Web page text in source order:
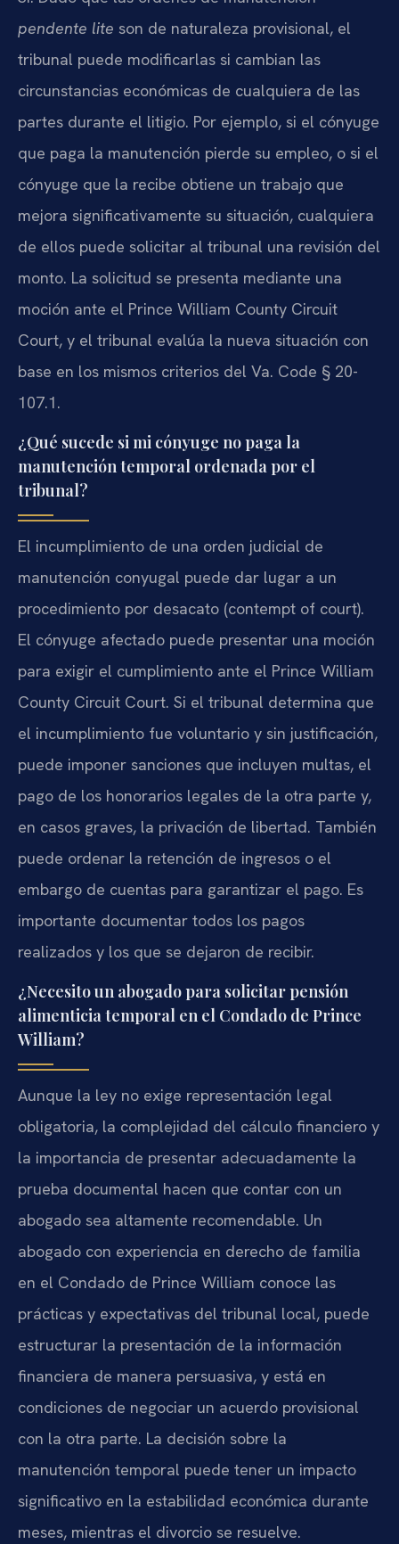
pendente lite son de naturaleza provisional, el
tribunal puede modificarlas si cambian las
circunstancias económicas de cualquiera de las
partes durante el litigio. Por ejemplo, si el cónyuge
que paga la manutención pierde su empleo, o si el
cónyuge que la recibe obtiene un trabajo que
mejora significativamente su situación, cualquiera
de ellos puede solicitar al tribunal una revisión del
monto. La solicitud se presenta mediante una
moción ante el Prince William County Circuit
Court, y el tribunal evalúa la nueva situación con
base en los mismos criterios del Va. Code § 20-
107.1.
¿Qué sucede si mi cónyuge no paga la
manutención temporal ordenada por el
tribunal?
El incumplimiento de una orden judicial de
manutención conyugal puede dar lugar a un
procedimiento por desacato (contempt of court).
El cónyuge afectado puede presentar una moción
para exigir el cumplimiento ante el Prince William
County Circuit Court. Si el tribunal determina que
el incumplimiento fue voluntario y sin justificación,
puede imponer sanciones que incluyen multas, el
pago de los honorarios legales de la otra parte y,
en casos graves, la privación de libertad. También
puede ordenar la retención de ingresos o el
embargo de cuentas para garantizar el pago. Es
importante documentar todos los pagos
realizados y los que se dejaron de recibir.
¿Necesito un abogado para solicitar pensión
alimenticia temporal en el Condado de Prince
William?
Aunque la ley no exige representación legal
obligatoria, la complejidad del cálculo financiero y
la importancia de presentar adecuadamente la
prueba documental hacen que contar con un
abogado sea altamente recomendable. Un
abogado con experiencia en derecho de familia
en el Condado de Prince William conoce las
prácticas y expectativas del tribunal local, puede
estructurar la presentación de la información
financiera de manera persuasiva, y está en
condiciones de negociar un acuerdo provisional
con la otra parte. La decisión sobre la
manutención temporal puede tener un impacto
significativo en la estabilidad económica durante
meses, mientras el divorcio se resuelve.